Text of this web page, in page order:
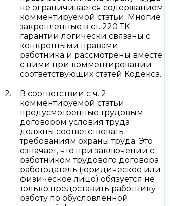
не ограничивается содержанием
комментируемой статьи. Многие
закрепленные в ст. 220 ТК
гарантии логически связаны с
конкретными правами
работника и рассмотрены вместе
с ними при комментировании
соответствующих статей Кодекса.
В соответствии с ч. 2
комментируемой статьи
предусмотренные трудовым
договором условия труда
должны соответствовать
требованиям охраны труда. Это
означает, что при заключении с
работником трудового договора
работодатель (юридическое или
физическое лицо) обязуется не
только предоставить работнику
работу по обусловленной